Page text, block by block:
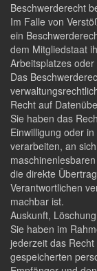
Beschwerderecht
Im Falle von
ein
dem Mitgliedstaat
Arbeitsplatzes
Das
Recht auf
Sie haben das
Einwilligung oder
verarbeiten, an
die direkte
Verantwortlichen
machbar ist.
Auskunft,
Sie haben im
jederzeit das
gespeicherten